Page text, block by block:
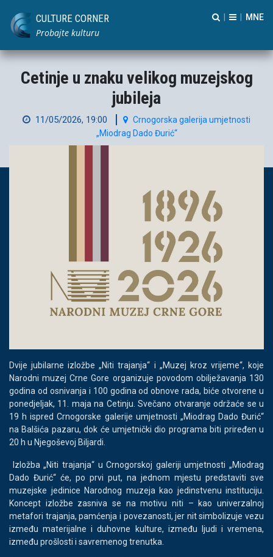
CULTURE CORNER
Probajte kulturu
Cetinje u znaku velikog muzejskog
jubileja
11/05/2026, 19:00
Crnogorska galerija umjetnosti
„Miodrag Dado Đurić“
Dvije jubilarne izložbe „Niti trajanja“ i „Muzej kroz vrijeme“, koje
Narodni muzej Crne Gore organizuje povodom obilježavanja 130
godina od osnivanja i 100 godina od obnove rada, biće otvorene u
ponedjeljak, 11. maja na Cetinju. Svečano otvaranje održaće se u
19 h ispred Crnogorske galerije umjetnosti „Miodrag Dado Đurić“
na Balšića pazaru, dok će umjetnički dio programa biti priređen u
20 h u Njegoševoj Biljardi.
Izložba „Niti trajanja“ u Crnogorskoj galeriji umjetnosti „Miodrag
Dado Đurić“ će, po prvi put, na jednom mjestu predstaviti sve
muzejske jedinice Narodnog muzeja kao jedinstvenu instituciju.
Koncept izložbe zasniva se na motivu niti – kao univerzalnoj
metafori trajanja, pamćenja i povezanosti, jer nit simbolizuje vezu
između materijalne i duhovne kulture, između ljudi i vremena,
između prošlosti i savremenog trenutka.